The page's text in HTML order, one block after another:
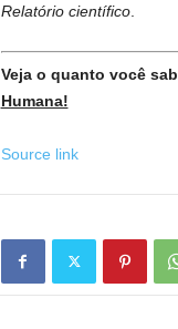
Relatório científico.
Veja o quanto você
Humana!
Source link